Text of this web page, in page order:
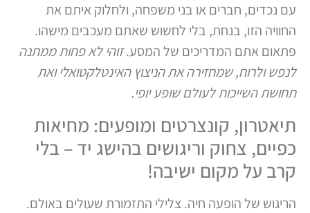
עם נכדים, חברים או בני משפחה, ולחלוק איתם את
החוויה הזו, בנחת, בלי לחשוש שאתם מעכבים מישהו.
פתאום אתם המדריכים של המסע.זוהי לא פחות ממתנה
לנפש ולרוח, שמחזירה את הניצוץ האינטלקטואלי ואת
תחושת השייכות לעולם שופע יופי.
תיאטרון, קונצרטים ומופעים: מחיאות
כפיים, צחוק וריגושים בהישג יד – בלי
קרב על מקום ישיבה!
הריגוש של הופעה חיה. צלילי התזמורת שעולים באולם.